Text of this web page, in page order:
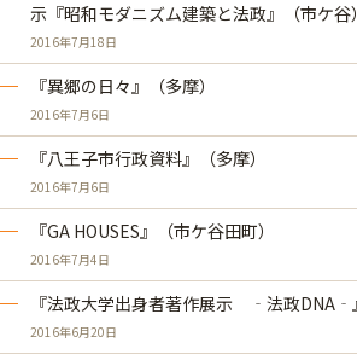
示『昭和モダニズム建築と法政』（市ケ谷）
2016年7月18日
『異郷の日々』（多摩）
2016年7月6日
『八王子市行政資料』（多摩）
2016年7月6日
『GA HOUSES』（市ケ谷田町）
2016年7月4日
『法政大学出身者著作展示 ‐法政DNA‐
2016年6月20日